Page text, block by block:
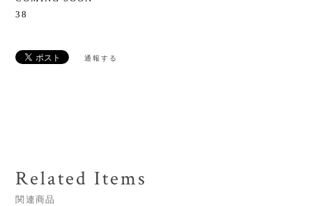
38
通報する
Related Items
関連商品